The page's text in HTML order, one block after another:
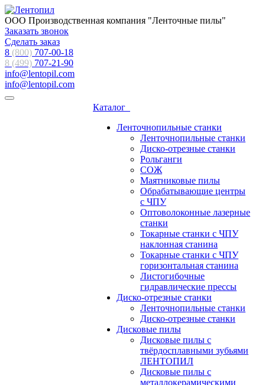
ООО Производственная компания "Ленточные пилы"
Заказать звонок
Сделать заказ
8 (800) 707-00-18
8 (499) 707-21-90
info@lentopil.com
info@lentopil.com
Каталог
Ленточнопильные станки
Ленточнопильные станки
Диско-отрезные станки
Рольганги
СОЖ
Маятниковые пилы
Обрабатывающие центры
с ЧПУ
Оптоволоконные лазерные
станки
Токарные станки с ЧПУ
наклонная станина
Токарные станки с ЧПУ
горизонтальная станина
Листогибочные
гидравлические прессы
Диско-отрезные станки
Ленточнопильные станки
Диско-отрезные станки
Дисковые пилы
Дисковые пилы с
твёрдосплавными зубьями
ЛЕНТОПИЛ
Дисковые пилы с
металлокерамическими